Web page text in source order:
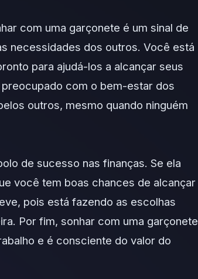
com uma garçonete é um sinal de
necessidades dos outros. Você está
para ajudá-los a alcançar seus
com o bem-estar dos
outros, mesmo quando ninguém
de sucesso nas finanças. Se ela
você tem boas chances de alcançar
pois está fazendo as escolhas
Por fim, sonhar com uma garçonete
e é consciente do valor do